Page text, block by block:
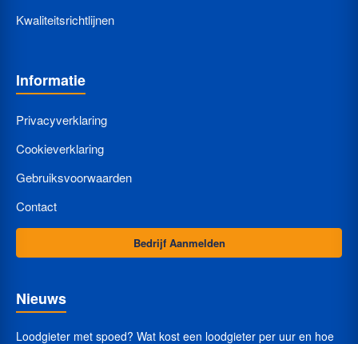
Kwaliteitsrichtlijnen
Informatie
Privacyverklaring
Cookieverklaring
Gebruiksvoorwaarden
Contact
Bedrijf Aanmelden
Nieuws
Loodgieter met spoed? Wat kost een loodgieter per uur en hoe